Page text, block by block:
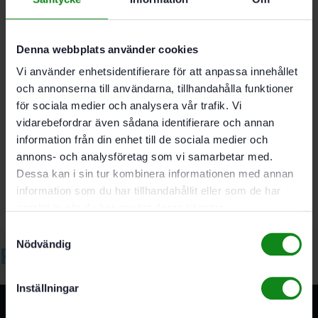
Denna webbplats använder cookies
Vi använder enhetsidentifierare för att anpassa innehållet
och annonserna till användarna, tillhandahålla funktioner
för sociala medier och analysera vår trafik. Vi
vidarebefordrar även sådana identifierare och annan
information från din enhet till de sociala medier och
annons- och analysföretag som vi samarbetar med.
Dessa kan i sin tur kombinera informationen med annan
information som du har tillhandahållit eller som de har
Nödvändig
Inställningar
PH 2. 2 x bits PH 3. 2 x bits PZ 1. 2 x bits PZ 2. 2 x bits
Det finns inga recensioner än.
Bli först med att recensera ”Festool Bitskassett BIT/BH-
SORT”
Du måste vara
inloggad för att skriva en recension.
Relaterade produkter